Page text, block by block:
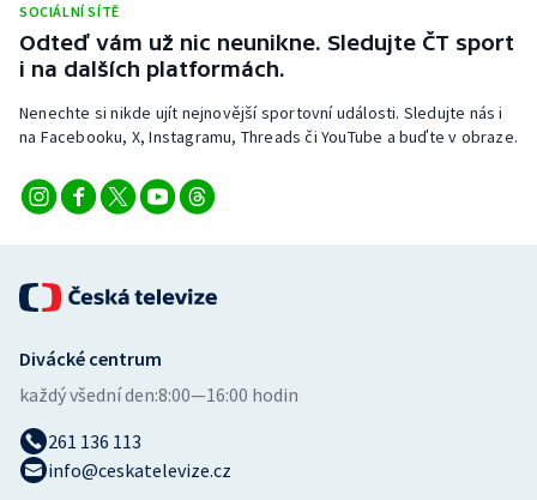
SOCIÁLNÍ SÍTĚ
Odteď vám už nic neunikne. Sledujte ČT sport
i na dalších platformách.
Nenechte si nikde ujít nejnovější sportovní události. Sledujte nás i
na Facebooku, X, Instagramu, Threads či YouTube a buďte v obraze.
Divácké centrum
každý všední den:8:00—16:00 hodin
261 136 113
info@ceskatelevize.cz